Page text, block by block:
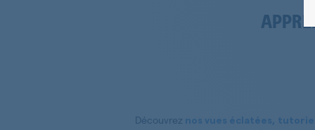
Découvrez nos vues éclatées,